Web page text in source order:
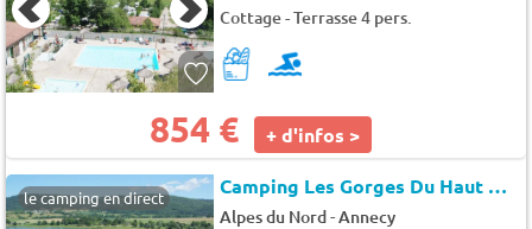
Cottage - Terrasse 4 pers.
854 € + d'infos >
le camping en direct Camping Les Gorges Du Haut Bugey (Matafelon-Granges)
Alpes du Nord-Annecy